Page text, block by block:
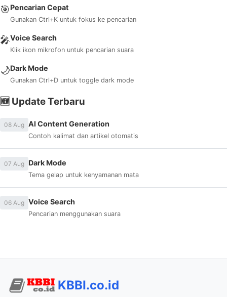
🎯Pencarian Cepat
Gunakan Ctrl+K untuk fokus ke pencarian
🎤Voice Search
Klik ikon mikrofon untuk pencarian suara
🌙Dark Mode
Gunakan Ctrl+D untuk toggle dark mode
🆕 Update Terbaru
08 Aug AI Content Generation
Contoh kalimat dan artikel otomatis
07 Aug Dark Mode
Tema gelap untuk kenyamanan mata
06 Aug Voice Search
Pencarian menggunakan suara
KBBI.co.id